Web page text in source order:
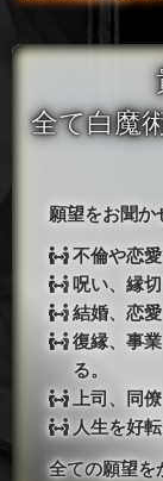
全て白魔
願望をお聞か
不倫や恋
呪い、縁
結婚、恋
復縁、事
る。
上司、同
人生を好
全ての願望を